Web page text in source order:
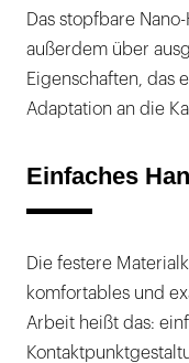
Das stopfbare
außerdem über
Eigenschaften, das
Adaptation an die
Einfaches
Die festere
komfortables und
Arbeit heißt das: